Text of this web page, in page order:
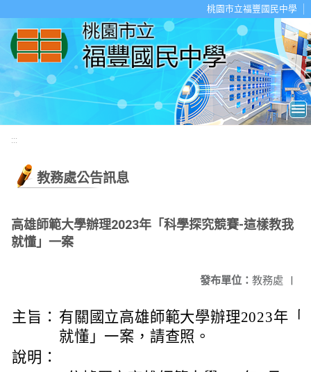
桃園市立福豐國民中學
:::
教務處公告訊息
高雄師範大學辦理2023年「科學探究競賽-這樣教我
就懂」一案
發布單位： 教務處 |
主旨： 有關國立高雄師範大學辦理2023年
就懂」一案，請查照。
說明：